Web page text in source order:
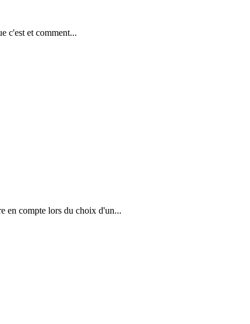
c'est et comment...
en compte lors du choix d'un...